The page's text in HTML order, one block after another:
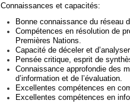
Connaissances et capacités:
Bonne connaissance du réseau
Compétences en résolution de
Premières Nations.
Capacité de déceler et
Pensée critique, esprit de
Connaissance approfondie des
d’information et de l’évaluation.
Excellentes compétences en
Excellentes compétences en